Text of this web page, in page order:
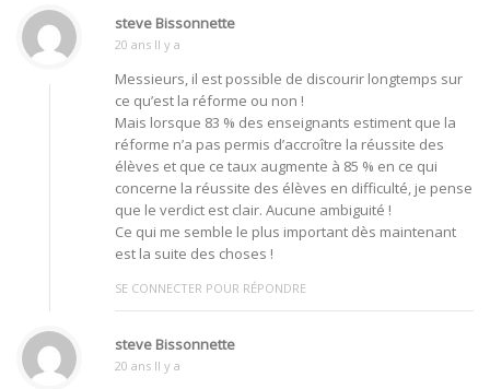
steve Bissonnette
20 ans Il y a
Messieurs, il est possible de discourir longtemps sur
ce qu’est la réforme ou non !
Mais lorsque 83 % des enseignants estiment que la
réforme n’a pas permis d’accroître la réussite des
élèves et que ce taux augmente à 85 % en ce qui
concerne la réussite des élèves en difficulté, je pense
que le verdict est clair. Aucune ambiguité !
Ce qui me semble le plus important dès maintenant
est la suite des choses !
SE CONNECTER POUR RÉPONDRE
steve Bissonnette
20 ans Il y a